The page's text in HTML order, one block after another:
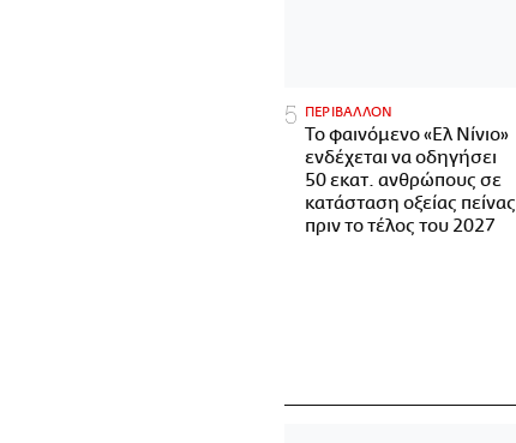
ΠΕΡΙΒΑΛΛΟΝ
Το φαινόμενο «Ελ Νίνιο»
ενδέχεται να οδηγήσει
50 εκατ. ανθρώπους σε
κατάσταση οξείας πείνας
πριν το τέλος του 2027